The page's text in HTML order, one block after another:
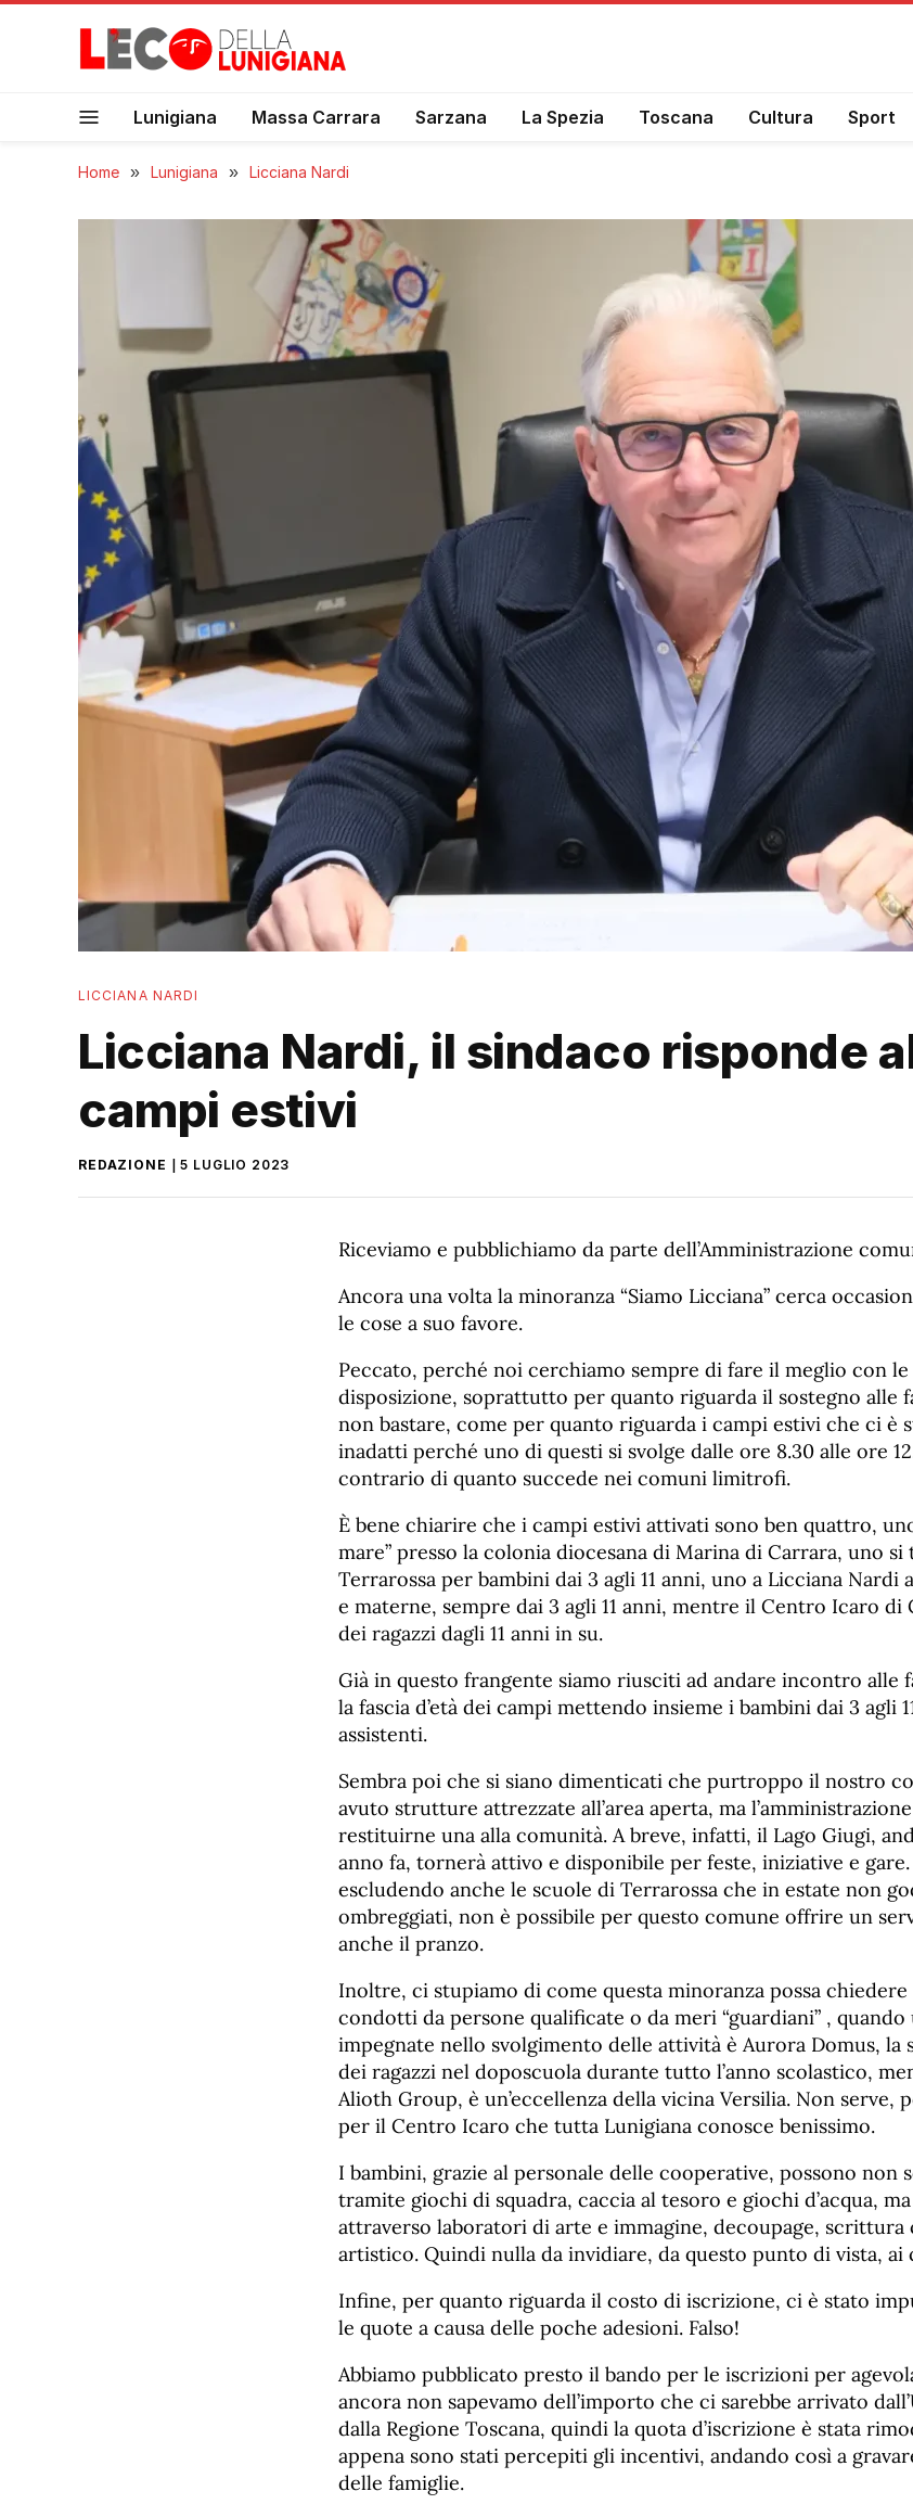
Lunigiana Massa Carrara Sarzana La Spezia Toscana Cultura Sport
Home » Lunigiana » Licciana Nardi
LICCIANA NARDI
Licciana Nardi, il sindaco risponde
campi estivi
REDAZIONE 5 LUGLIO 2023
Riceviamo e pubblichiamo da parte dell’Amministrazione
Ancora una volta la minoranza “Siamo Licciana” cerca
le cose a suo favore.
Peccato, perché noi cerchiamo sempre di fare il meglio con le
disposizione, soprattutto per quanto riguarda il sostegno alle
non bastare, come per quanto riguarda i campi estivi che ci è
inadatti perché uno di questi si svolge dalle ore 8.30 alle ore
contrario di quanto succede nei comuni limitrofi.
È bene chiarire che i campi estivi attivati sono ben quattro,
mare” presso la colonia diocesana di Marina di Carrara, uno
Terrarossa per bambini dai 3 agli 11 anni, uno a Licciana Nardi
e materne, sempre dai 3 agli 11 anni, mentre il Centro Icaro di
dei ragazzi dagli 11 anni in su.
Già in questo frangente siamo riusciti ad andare incontro alle
la fascia d’età dei campi mettendo insieme i bambini dai 3 agli
assistenti.
Sembra poi che si siano dimenticati che purtroppo il nostro
avuto strutture attrezzate all’area aperta, ma
restituirne una alla comunità. A breve, infatti, il Lago Giugi,
anno fa, tornerà attivo e disponibile per feste, iniziative e
escludendo anche le scuole di Terrarossa che in estate non
ombreggiati, non è possibile per questo comune offrire un
anche il pranzo.
Inoltre, ci stupiamo di come questa minoranza possa chiedere
condotti da persone qualificate o da meri “guardiani” ,
impegnate nello svolgimento delle attività è Aurora Domus, la
dei ragazzi nel doposcuola durante tutto l’anno scolastico,
Alioth Group, è un’eccellenza della vicina Versilia. Non serve,
per il Centro Icaro che tutta Lunigiana conosce benissimo.
I bambini, grazie al personale delle cooperative, possono non
tramite giochi di squadra, caccia al tesoro e giochi d’acqua,
attraverso laboratori di arte e immagine, decoupage,
artistico. Quindi nulla da invidiare, da questo punto di vista, ai
Infine, per quanto riguarda il costo di iscrizione, ci è stato
le quote a causa delle poche adesioni. Falso!
Abbiamo pubblicato presto il bando per le iscrizioni per
ancora non sapevamo dell’importo che ci sarebbe arrivato
dalla Regione Toscana, quindi la quota d’iscrizione è stata
appena sono stati percepiti gli incentivi, andando così a
delle famiglie.